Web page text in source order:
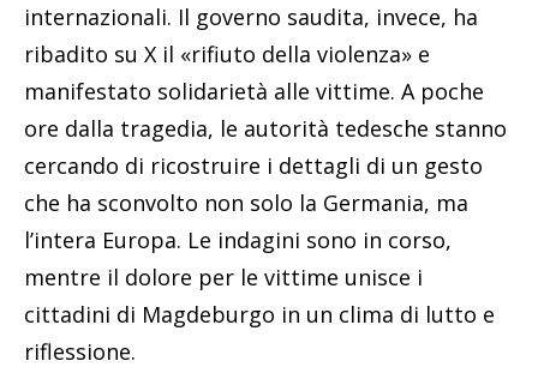
internazionali. Il governo saudita, invece, ha
ribadito su X il «rifiuto della violenza» e
manifestato solidarietà alle vittime. A poche
ore dalla tragedia, le autorità tedesche stanno
cercando di ricostruire i dettagli di un gesto
che ha sconvolto non solo la Germania, ma
l’intera Europa. Le indagini sono in corso,
mentre il dolore per le vittime unisce i
cittadini di Magdeburgo in un clima di lutto e
riflessione.